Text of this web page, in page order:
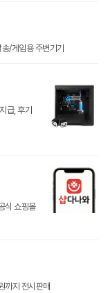
/게임용 주변기기
급, 후기
식 쇼핑몰
만에서 900만원까지 전시판매